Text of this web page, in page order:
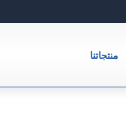
منتجاتنا